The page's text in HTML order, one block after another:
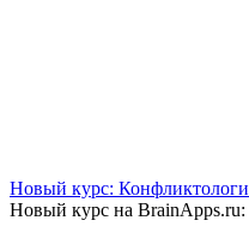
Новый курс:
Новый курс на